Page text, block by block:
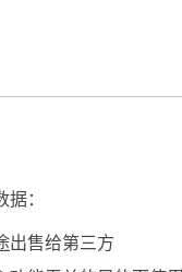
：
出售给第三方